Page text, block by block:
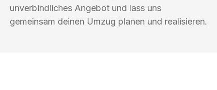
unverbindliches Angebot und lass uns
gemeinsam deinen Umzug planen und realisieren.